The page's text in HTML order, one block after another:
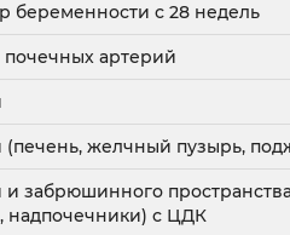
беременности с 28 недель
артерий
желчный пузырь,
забрюшинного
надпочечники) с ЦДК